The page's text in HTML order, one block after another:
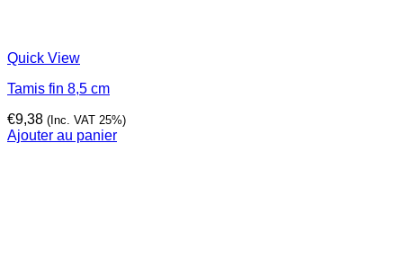
Quick View
Tamis fin 8,5 cm
€9,38 (Inc. VAT 25%)
Ajouter au panier